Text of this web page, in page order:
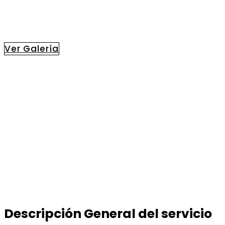
Ver Galería
Descripción General del servicio